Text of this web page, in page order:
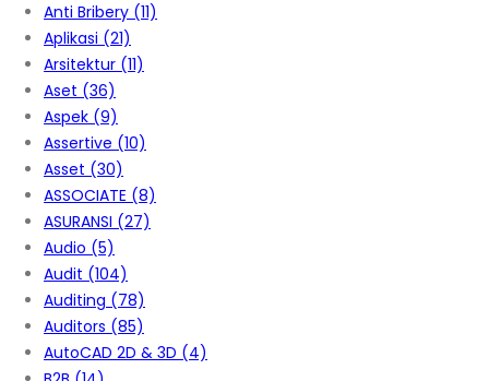
Anti Bribery (11)
Aplikasi (21)
Arsitektur (11)
Aset (36)
Aspek (9)
Assertive (10)
Asset (30)
ASSOCIATE (8)
ASURANSI (27)
Audio (5)
Audit (104)
Auditing (78)
Auditors (85)
AutoCAD 2D & 3D (4)